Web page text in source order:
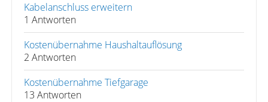
Kabelanschluss erweitern
1 Antworten
Kostenübernahme Haushaltauflösung
2 Antworten
Kostenübernahme Tiefgarage
13 Antworten